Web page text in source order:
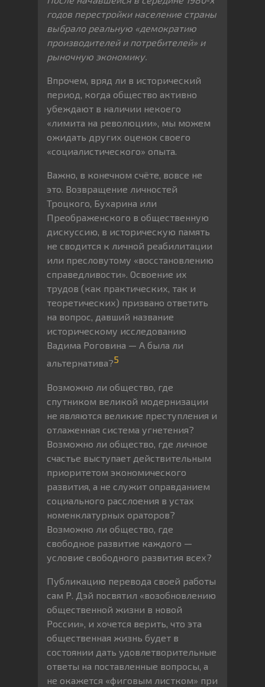
годов перестройки население страны
выбрало реальную «демократию
производителей и потребителей» и
рыночную экономику.
Впрочем, вряд ли в исторический
период, когда общество активно
убеждают в наличии некоего
«лимита на революции», мы можем
ожидать других оценок своего
«социалистического» опыта.
Важно, в конечном счёте, вовсе не
это. Возвращение личностей
Троцкого, Бухарина или
Преображенского в общественную
дискуссию, в историческую память
не сводится к личной реабилитации
или пресловутому «восстановлению
справедливости». Освоение их
трудов (как практических, так и
теоретических) призвано ответить
на вопрос, давший название
историческому исследованию
Вадима Роговина — А была ли
альтернатива?5
Возможно ли общество, где
спутником великой модернизации
не являются великие преступления и
отлаженная система угнетения?
Возможно ли общество, где личное
счастье выступает действительным
приоритетом экономического
развития, а не служит оправданием
социального расслоения в устах
номенклатурных ораторов?
Возможно ли общество, где
свободное развитие каждого —
условие свободного развития всех?
Публикацию перевода своей работы
сам Р. Дэй посвятил «возобновлению
общественной жизни в новой
России», и хочется верить, что эта
общественная жизнь будет в
состоянии дать удовлетворительные
ответы на поставленные вопросы, а
не окажется «фиговым листком» при